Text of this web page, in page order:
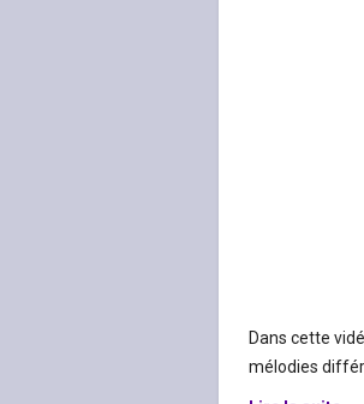
Dans cette
mélodies